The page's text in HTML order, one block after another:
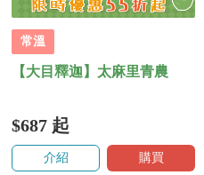
常溫
【大目釋迦】太麻里青農
$687 起
介紹 購買